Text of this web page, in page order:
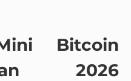
Bitcoin
2026